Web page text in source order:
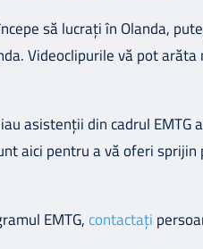
să lucrați în Olanda,
Videoclipurile vă pot
asistenții din cadrul
aici pentru a vă oferi
EMTG,contactați